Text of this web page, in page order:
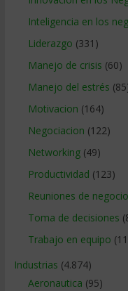
Inteligencia en los
Liderazgo (331)
Manejo de crisis (60)
Manejo del estrés
Motivacion (164)
Negociacion (122)
Networking(49)
Productividad (123)
Reuniones de
Toma de decisiones
Trabajo en equipo
Industrias (4.874)
Aeronautica (95)